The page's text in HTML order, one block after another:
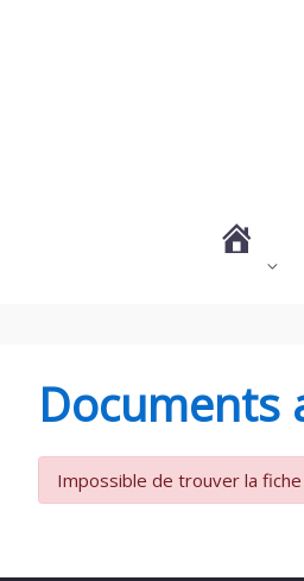
DE
Documents
Impossible de trouver la fiche